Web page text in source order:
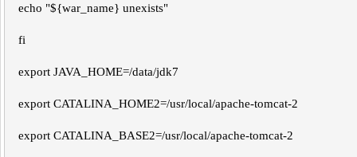
echo "${war_name} unexists"
fi
export JAVA_HOME=/data/jdk7
export CATALINA_HOME2=/usr/local/apache-tomcat-2
export CATALINA_BASE2=/usr/local/apache-tomcat-2